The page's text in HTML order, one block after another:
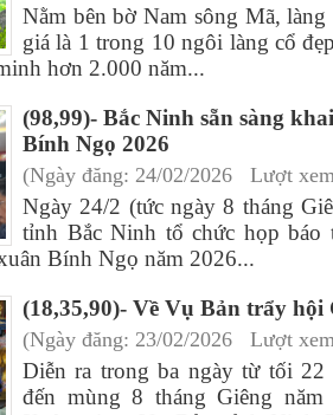
Nằm bên bờ Nam sông Mã,
giá là 1 trong 10 ngôi làng cổ
hơn 2.000 năm...
(98,99)- Bắc Ninh sẵn sàng
Bính Ngọ 2026
(Ngày đăng: 24/02/2026 Lượt
Ngày 24/2 (tức ngày 8 tháng
tỉnh Bắc Ninh tổ chức họp báo
Bính Ngọ năm 2026...
(18,35,90)- Về Vụ Bản trẩy hội
(Ngày đăng: 23/02/2026 Lượt
Diễn ra trong ba ngày từ tối 22
đến mùng 8 tháng Giêng